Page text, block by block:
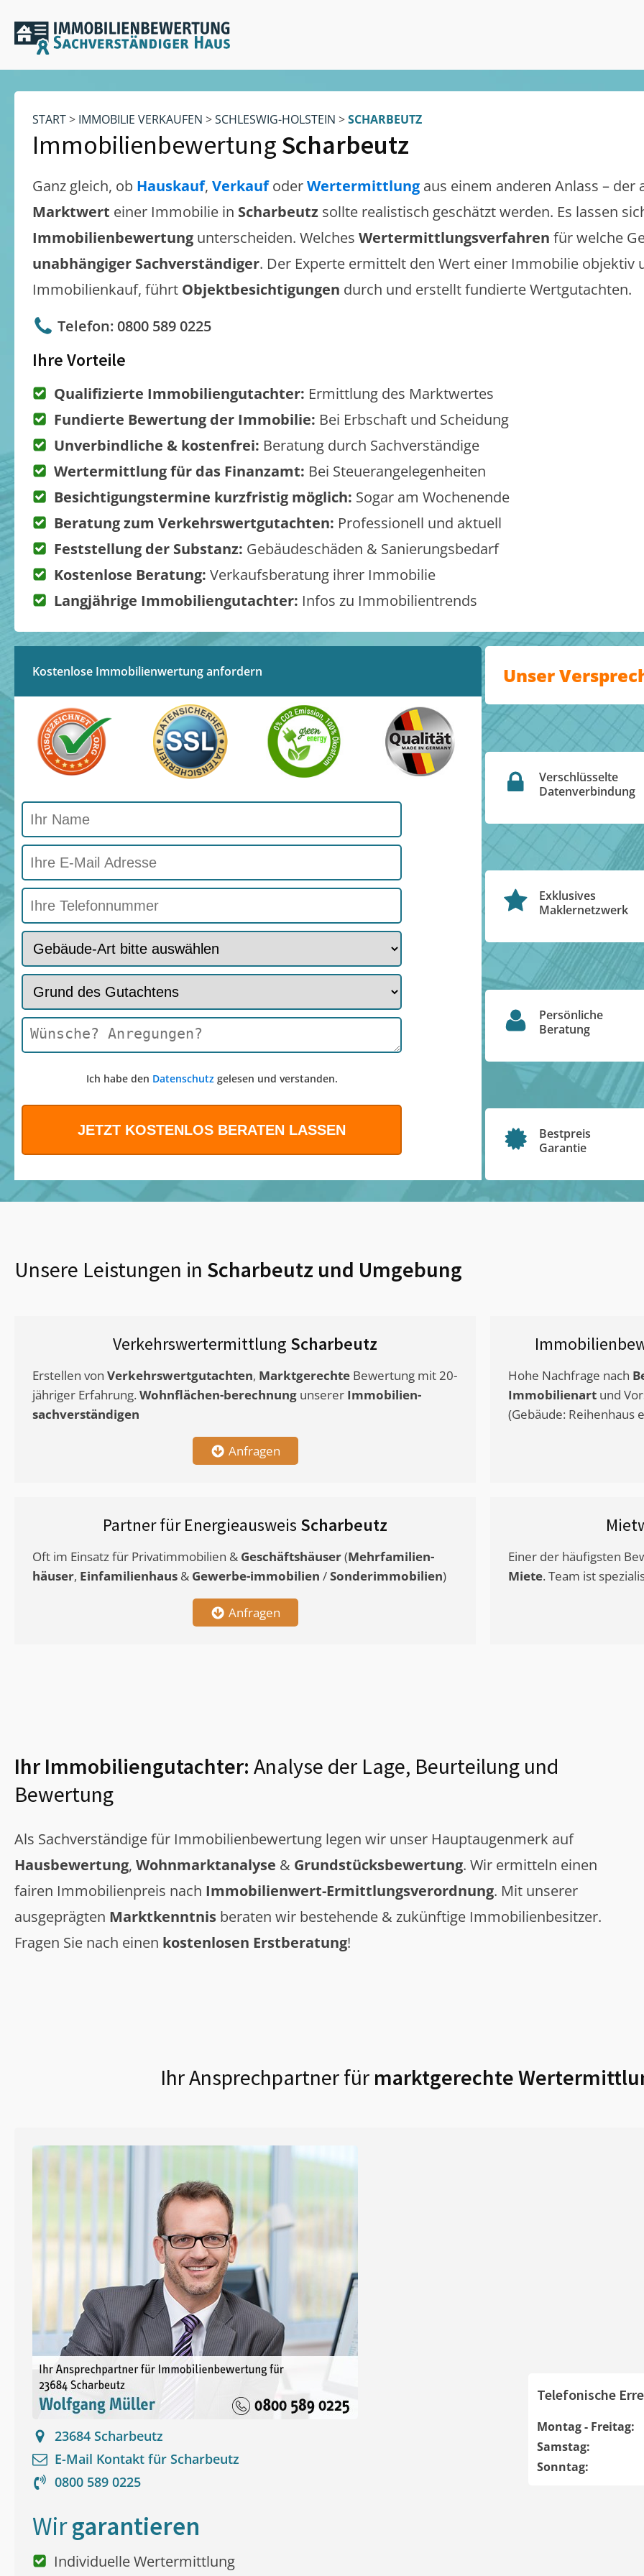
START> IMMOBILIE VERKAUFEN >SCHLESWIG-HOLSTEIN >SCHARBEUTZ
Immobilienbewertung Scharbeutz
Ganz gleich, ob Hauskauf, VerkaufoderWertermittlung aus einem anderen Anlass – der
Marktwert einer Immobilie in Scharbeutz sollte realistisch geschätzt werden. Es lassen
Immobilienbewertung unterscheiden. Welches Wertermittlungsverfahren für welche
unabhängiger Sachverständiger. Der Experte ermittelt den Wert einer Immobilie objektiv
Immobilienkauf, führt Objektbesichtigungen durch und erstellt fundierte Wertgutachten.
Telefon: 0800 589 0225
Ihre Vorteile
Qualifizierte Immobiliengutachter: Ermittlung des Marktwertes
Fundierte Bewertung der Immobilie: Bei Erbschaft und Scheidung
Unverbindliche & kostenfrei: Beratung durch Sachverständige
Wertermittlung für das Finanzamt: Bei Steuerangelegenheiten
Besichtigungstermine kurzfristig möglich: Sogar am Wochenende
Beratung zum Verkehrswertgutachten: Professionell und aktuell
Feststellung der Substanz: Gebäudeschäden & Sanierungsbedarf
Kostenlose Beratung: Verkaufsberatung ihrer Immobilie
Langjährige Immobiliengutachter: Infos zu Immobilientrends
Kostenlose Immobilienwertung anfordern
Ich habe den Datenschutzgelesen und verstanden.
Unser
Verschlüsselte
Datenverbindung
Exklusives
Maklernetzwerk
Persönliche
Beratung
Bestpreis
Garantie
Unsere Leistungen in Scharbeutz und Umgebung
Verkehrswertermittlung Scharbeutz
Erstellen von Verkehrswertgutachten, Marktgerechte Bewertung mit 20-
jähriger Erfahrung. Wohnflächen-berechnung unserer Immobilien-
sachverständigen
Anfragen
Hohe Nachfrage nach
Immobilienart und
(Gebäude: Reihenhaus
Partner für Energieausweis Scharbeutz
Oft im Einsatz für Privatimmobilien & Geschäftshäuser(Mehrfamilien-
häuser, Einfamilienhaus & Gewerbe-immobilien /Sonderimmobilien)
Anfragen
Einer der häufigsten
Miete. Team ist
Ihr Immobiliengutachter: Analyse der Lage, Beurteilung und
Bewertung
Als Sachverständige für Immobilienbewertung legen wir unser Hauptaugenmerk auf
Hausbewertung, Wohnmarktanalyse & Grundstücksbewertung. Wir ermitteln einen
fairen Immobilienpreis nach Immobilienwert-Ermittlungsverordnung. Mit unserer
ausgeprägten Marktkenntnis beraten wir bestehende & zukünftige Immobilienbesitzer.
Fragen Sie nach einen kostenlosen Erstberatung!
Ihr Ansprechpartner für marktgerechte
23684 Scharbeutz
E-Mail Kontakt für Scharbeutz
0800 589 0225
Telefonische
Montag - Freitag:
Samstag:
Sonntag:
Wirgarantieren
Individuelle Wertermittlung